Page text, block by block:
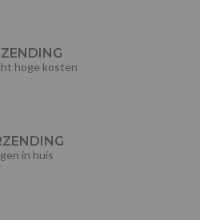
hoge kosten
in huis